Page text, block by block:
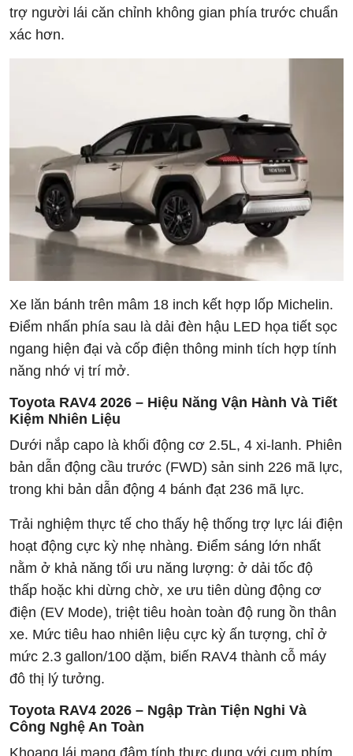
trợ người lái căn chỉnh không gian phía trước chuẩn
xác hơn.
Xe lăn bánh trên mâm 18 inch kết hợp lốp Michelin.
Điểm nhấn phía sau là dải đèn hậu LED họa tiết sọc
ngang hiện đại và cốp điện thông minh tích hợp tính
năng nhớ vị trí mở.
Toyota RAV4 2026 – Hiệu Năng Vận Hành Và Tiết
Kiệm Nhiên Liệu
Dưới nắp capo là khối động cơ 2.5L, 4 xi-lanh. Phiên
bản dẫn động cầu trước (FWD) sản sinh 226 mã lực,
trong khi bản dẫn động 4 bánh đạt 236 mã lực.
Trải nghiệm thực tế cho thấy hệ thống trợ lực lái điện
hoạt động cực kỳ nhẹ nhàng. Điểm sáng lớn nhất
nằm ở khả năng tối ưu năng lượng: ở dải tốc độ
thấp hoặc khi dừng chờ, xe ưu tiên dùng động cơ
điện (EV Mode), triệt tiêu hoàn toàn độ rung ồn thân
xe. Mức tiêu hao nhiên liệu cực kỳ ấn tượng, chỉ ở
mức 2.3 gallon/100 dặm, biến RAV4 thành cỗ máy
đô thị lý tưởng.
Toyota RAV4 2026 – Ngập Tràn Tiện Nghi Và
Công Nghệ An Toàn